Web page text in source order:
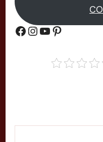
Gruppo Facebook
Instagram
YouTube
Pinterest